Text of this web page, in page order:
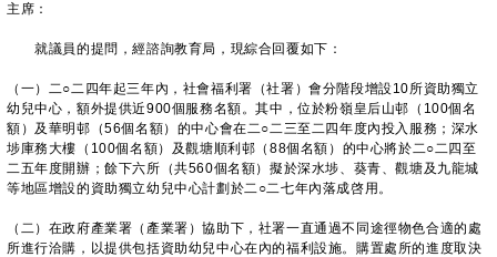
主席：
就議員的提問，經諮詢教育局，現綜合回覆如下：
（一）二○二四年起三年內，社會福利署（社署）會分階段增設10所資助獨立
幼兒中心，額外提供近900個服務名額。其中，位於粉嶺皇后山邨（100個名
額）及華明邨（56個名額）的中心會在二○二三至二四年度內投入服務；深水
埗庫務大樓（100個名額）及觀塘順利邨（88個名額）的中心將於二○二四至
二五年度開辦；餘下六所（共560個名額）擬於深水埗、葵青、觀塘及九龍城
等地區增設的資助獨立幼兒中心計劃於二○二七年內落成啓用。
（二）在政府產業署（產業署）協助下，社署一直通過不同途徑物色合適的處
所進行洽購，以提供包括資助幼兒中心在內的福利設施。購置處所的進度取決